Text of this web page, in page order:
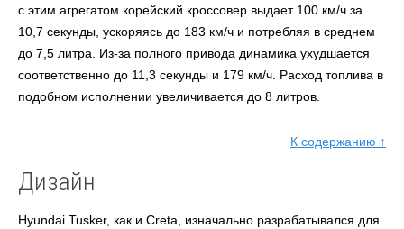
с этим агрегатом корейский кроссовер выдает 100 км/ч за
10,7 секунды, ускоряясь до 183 км/ч и потребляя в среднем
до 7,5 литра. Из-за полного привода динамика ухудшается
соответственно до 11,3 секунды и 179 км/ч. Расход топлива в
подобном исполнении увеличивается до 8 литров.
К содержанию ↑
Дизайн
Hyundai Tusker, как и Creta, изначально разрабатывался для